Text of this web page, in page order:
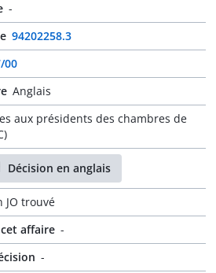
-
94202258.3
00
Anglais
aux présidents des chambres de
Décision en anglais
JO trouvé
affaire -
-